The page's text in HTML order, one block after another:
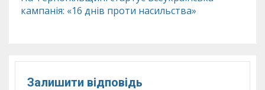
кампанія: «16 днів проти насильства»
Залишити відповідь